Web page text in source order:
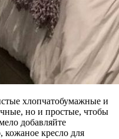
хлопчатобумажные и
но и простые, чтобы
добавляйте
кресло для